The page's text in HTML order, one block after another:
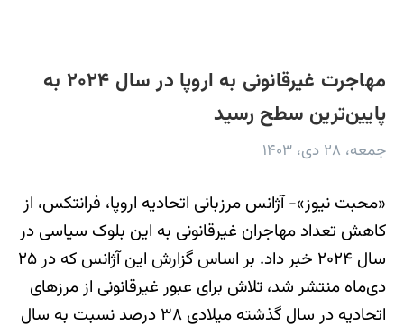
مهاجرت غیرقانونی به اروپا در سال ۲۰۲۴ به
پایین‌ترین سطح رسید
جمعه، ۲۸ دی، ۱۴۰۳
«محبت نیوز»- آژانس مرزبانی اتحادیه اروپا، فرانتکس، از
کاهش تعداد مهاجران غیرقانونی به این بلوک سیاسی در
سال ۲۰۲۴ خبر داد. بر اساس گزارش این آژانس که در ۲۵
دی‌ماه منتشر شد، تلاش برای عبور غیرقانونی از مرزهای
اتحادیه در سال گذشته میلادی ۳۸ درصد نسبت به سال